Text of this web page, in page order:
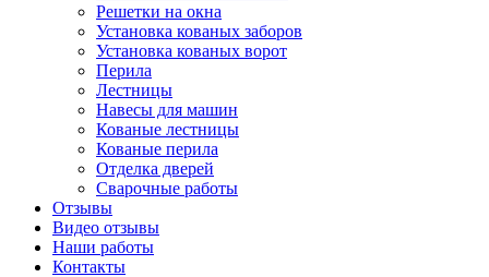
Решетки на окна
Установка кованых заборов
Установка кованых ворот
Перила
Лестницы
Навесы для машин
Кованые лестницы
Кованые перила
Отделка дверей
Сварочные работы
Отзывы
Видео отзывы
Наши работы
Контакты